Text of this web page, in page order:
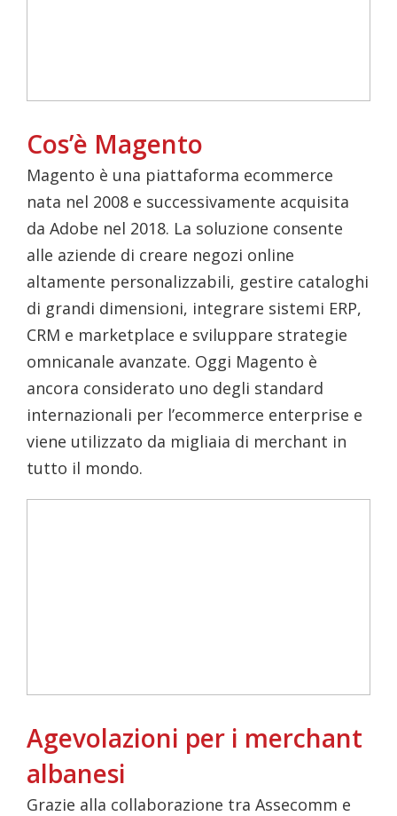
Cos’è Magento
Magento è una piattaforma ecommerce
nata nel 2008 e successivamente acquisita
da Adobe nel 2018. La soluzione consente
alle aziende di creare negozi online
altamente personalizzabili, gestire cataloghi
di grandi dimensioni, integrare sistemi ERP,
CRM e marketplace e sviluppare strategie
omnicanale avanzate. Oggi Magento è
ancora considerato uno degli standard
internazionali per l’ecommerce enterprise e
viene utilizzato da migliaia di merchant in
tutto il mondo.
Agevolazioni per i merchant
albanesi
Grazie alla collaborazione tra Assecomm e